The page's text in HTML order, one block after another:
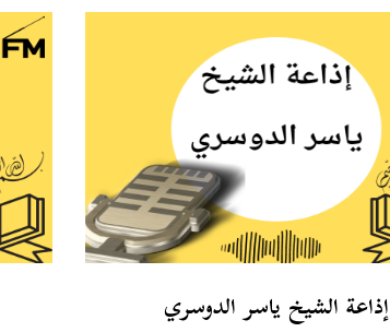
إذاعة الشيخ ياسر الدوسري